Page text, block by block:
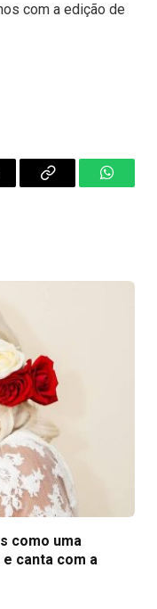
com a edição de
Copy
como uma
canta com a